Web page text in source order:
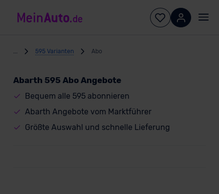
595 Varianten Abo
Abarth 595 Abo Angebote
Bequem alle 595 abonnieren
Abarth Angebote vom Marktführer
Größte Auswahl und schnelle Lieferung